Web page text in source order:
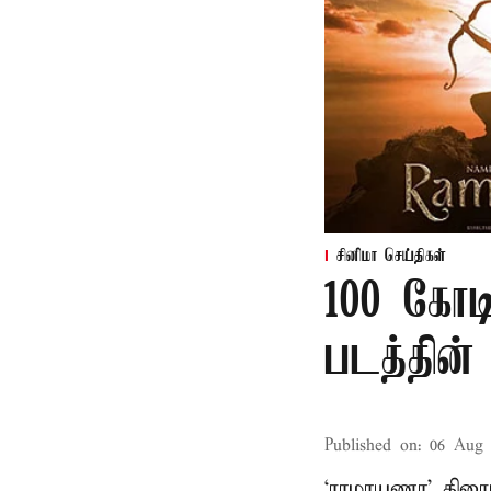
சினிமா செய்திகள்
100
படத்தின்
Published on: 06 Aug